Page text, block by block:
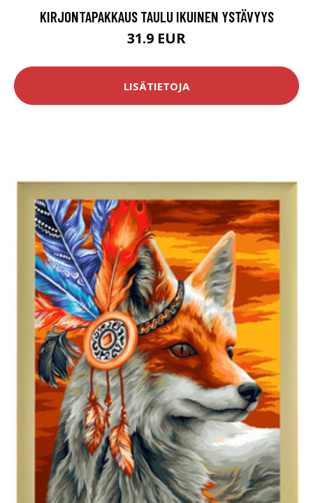
KIRJONTAPAKKAUS TAULU IKUINEN YSTÄVYYS
31.9 EUR
LISÄTIETOJA